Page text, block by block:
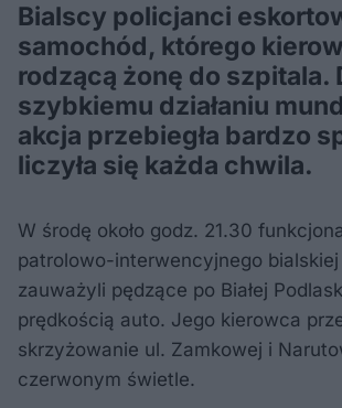
Bialscy policjanci
samochód, którego
rodzącą żonę do szpitala.
szybkiemu działaniu
akcja przebiegła bardzo
liczyła się każda chwila.
W środę około godz. 21.30
patrolowo-interwencyjnego bialskiej
zauważyli pędzące po Białej
prędkością auto. Jego kierowca
skrzyżowanie ul. Zamkowej i
czerwonym świetle.